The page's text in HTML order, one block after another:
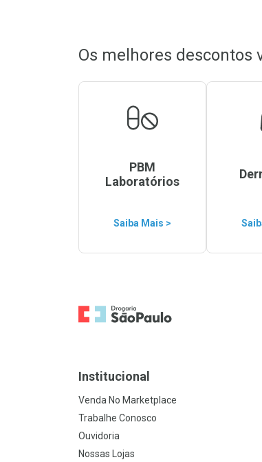
Os melhores descontos
PBM
Laboratórios
Saiba Mais >
Ir para a Home
Institucional
Venda No Marketplace
Trabalhe Conosco
Ouvidoria
Nossas Lojas